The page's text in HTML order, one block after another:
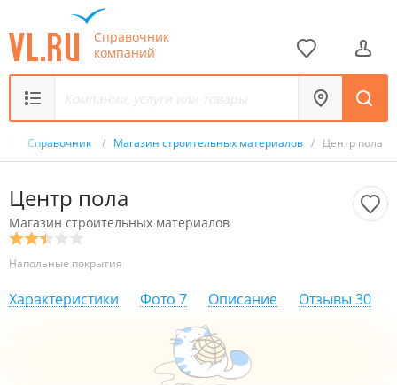
Справочник
компаний
Справочник / Магазин строительных материалов / Центр пола
Центр пола
Магазин строительных материалов
Напольные покрытия
Характеристики Фото 7 Описание Отзывы 30